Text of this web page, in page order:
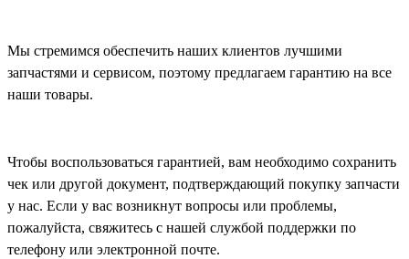
Мы стремимся обеспечить наших клиентов лучшими
запчастями и сервисом, поэтому предлагаем гарантию на все
наши товары.
Чтобы воспользоваться гарантией, вам необходимо сохранить
чек или другой документ, подтверждающий покупку запчасти
у нас. Если у вас возникнут вопросы или проблемы,
пожалуйста, свяжитесь с нашей службой поддержки по
телефону или электронной почте.